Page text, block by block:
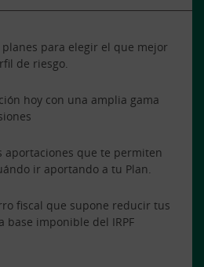
para elegir el que mejor
de riesgo.
hoy con una amplia gama
aportaciones que te permiten
ir aportando a tu Plan.
fiscal que supone reducir tus
base imponible del IRPF